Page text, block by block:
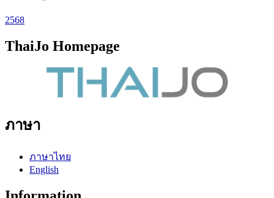
2568
ThaiJo Homepage
ภาษา
ภาษาไทย
English